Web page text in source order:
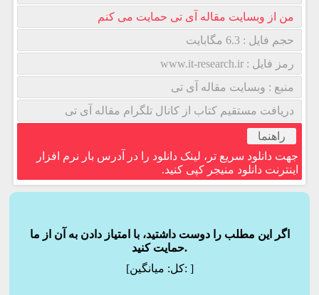
من از وبسایت مقاله آی تی حمایت می کنم
حجم فایل : 6.3 مگابایت
رمز فایل : www.it-research.ir
منبع : وبسایت مقاله آی تی
دریافت مستقیم کتاب از کانال تلگرام مقاله آی تی
راهنما
جهت دانلود سریع تر، لینک دانلود را در آدرس بار نرم افزار
اینترنت دانلود منیجر کپی کنید.
اگر این مطلب را دوست داشتید، با امتیاز دادن به آن از ما
حمایت کنید.
[کل:میانگین: ]